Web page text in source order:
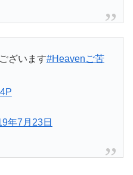
ざいます#Heavenご苦
年7月23日